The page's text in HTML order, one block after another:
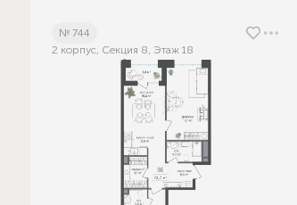
№ 744
2 корпус, Секция 8, Этаж 18